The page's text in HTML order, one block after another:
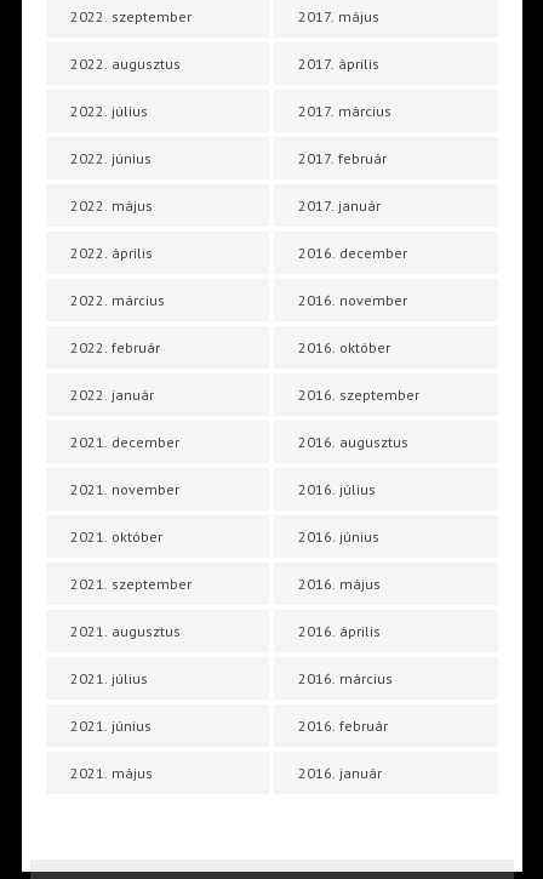
2022. szeptember
2022. augusztus
2022. július
2022. június
2022. május
2022. április
2022. március
2022. február
2022. január
2021. december
2021. november
2021. október
2021. szeptember
2021. augusztus
2021. július
2021. június
2021. május
2017. május
2017. április
2017. március
2017. február
2017. január
2016. december
2016. november
2016. október
2016. szeptember
2016. augusztus
2016. július
2016. június
2016. május
2016. április
2016. március
2016. február
2016. január